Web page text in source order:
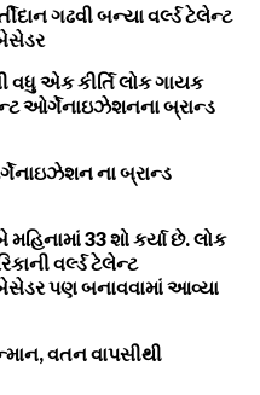
ગઢવી બન્યા વર્લ્ડ ટેલેન્ટ
વધુ એક કીર્તિ લોક ગાયક
ઓર્ગેનાઇઝેશનના બ્રાન્ડ
ના બ્રાન્ડ
33 શો કર્યા છે. લોક
વર્લ્ડ ટેલેન્ટ
પણ બનાવવામાં આવ્યા
વતન વાપસીથી